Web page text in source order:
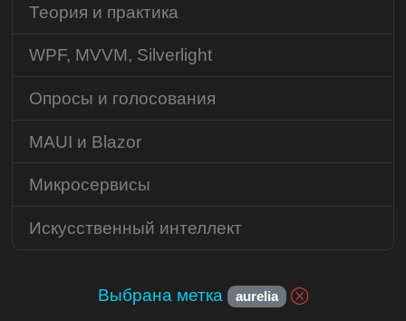
Выбрана метка aurelia
Теория и практика
WPF, MVVM, Silverlight
Опросы и голосования
MAUI и Blazor
Микросервисы
Искусственный интеллект